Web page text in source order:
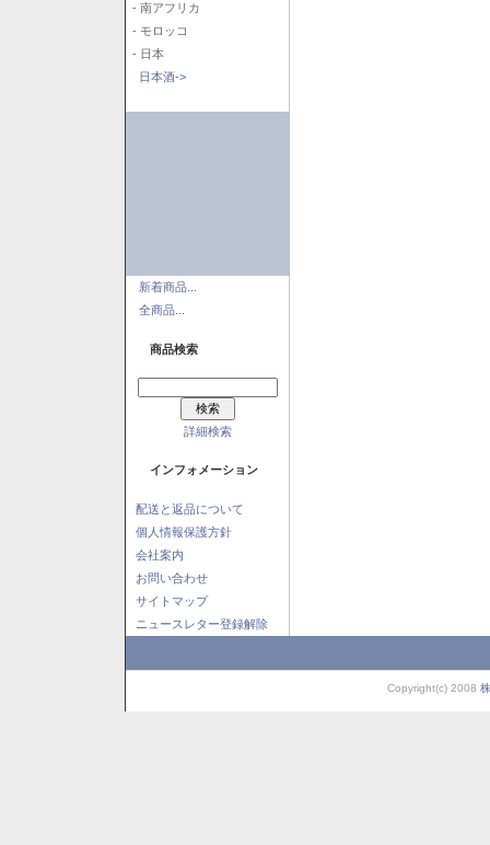
- 南アフリカ
- モロッコ
- 日本
日本酒->
新着商品...
全商品...
商品検索
詳細検索
インフォメーション
配送と返品について
個人情報保護方針
会社案内
お問い合わせ
サイトマップ
ニュースレター登録解除
Copyright(c) 2008